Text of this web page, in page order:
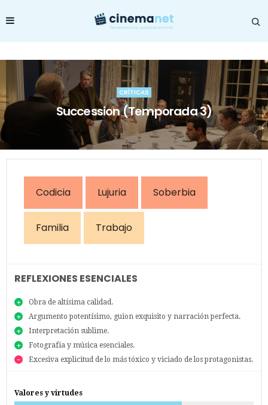
CRÍTICAS
Succession (Temporada 3)
Codicia Lujuria Soberbia
Familia Trabajo
REFLEXIONES ESENCIALES
Obra de altísima calidad.
Argumento potentísimo, guion exquisito y narración perfecta.
Interpretación sublime.
Fotografía y música esenciales.
Excesiva explicitud de lo más tóxico y viciado de los protagonistas.
Valores y virtudes